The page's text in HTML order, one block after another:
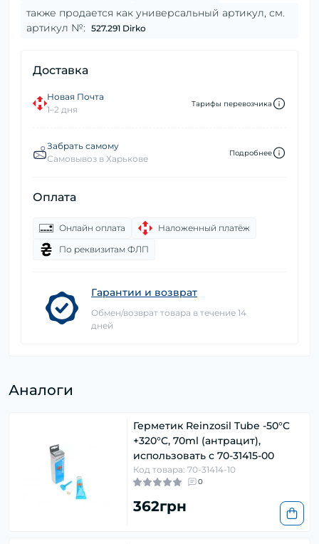
также продается как универсальный артикул, см.
артикул №: 527.291 Dirko
Доставка
Новая Почта
1–2 дня
Тарифы перевозчика
Забрать самому
Самовывоз в Харькове
Подробнее
Оплата
Онлайн оплата
Наложенный платёж
По реквизитам ФЛП
Гарантии и возврат
Обмен/возврат товара в течение 14
дней
Аналоги
Герметик Reinzosil Tube -50°C
+320°C, 70ml (антрацит),
использовать с 70-31415-00
Код товара: 70-31414-10
0
362грн